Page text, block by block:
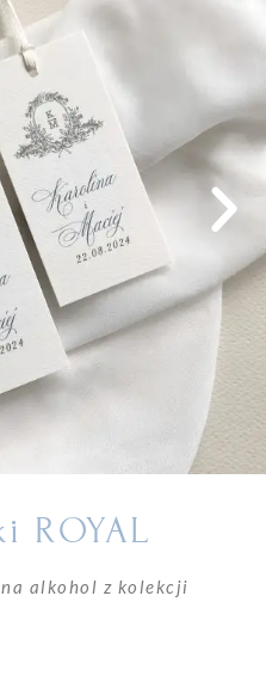
ROYAL
alkohol z kolekcji